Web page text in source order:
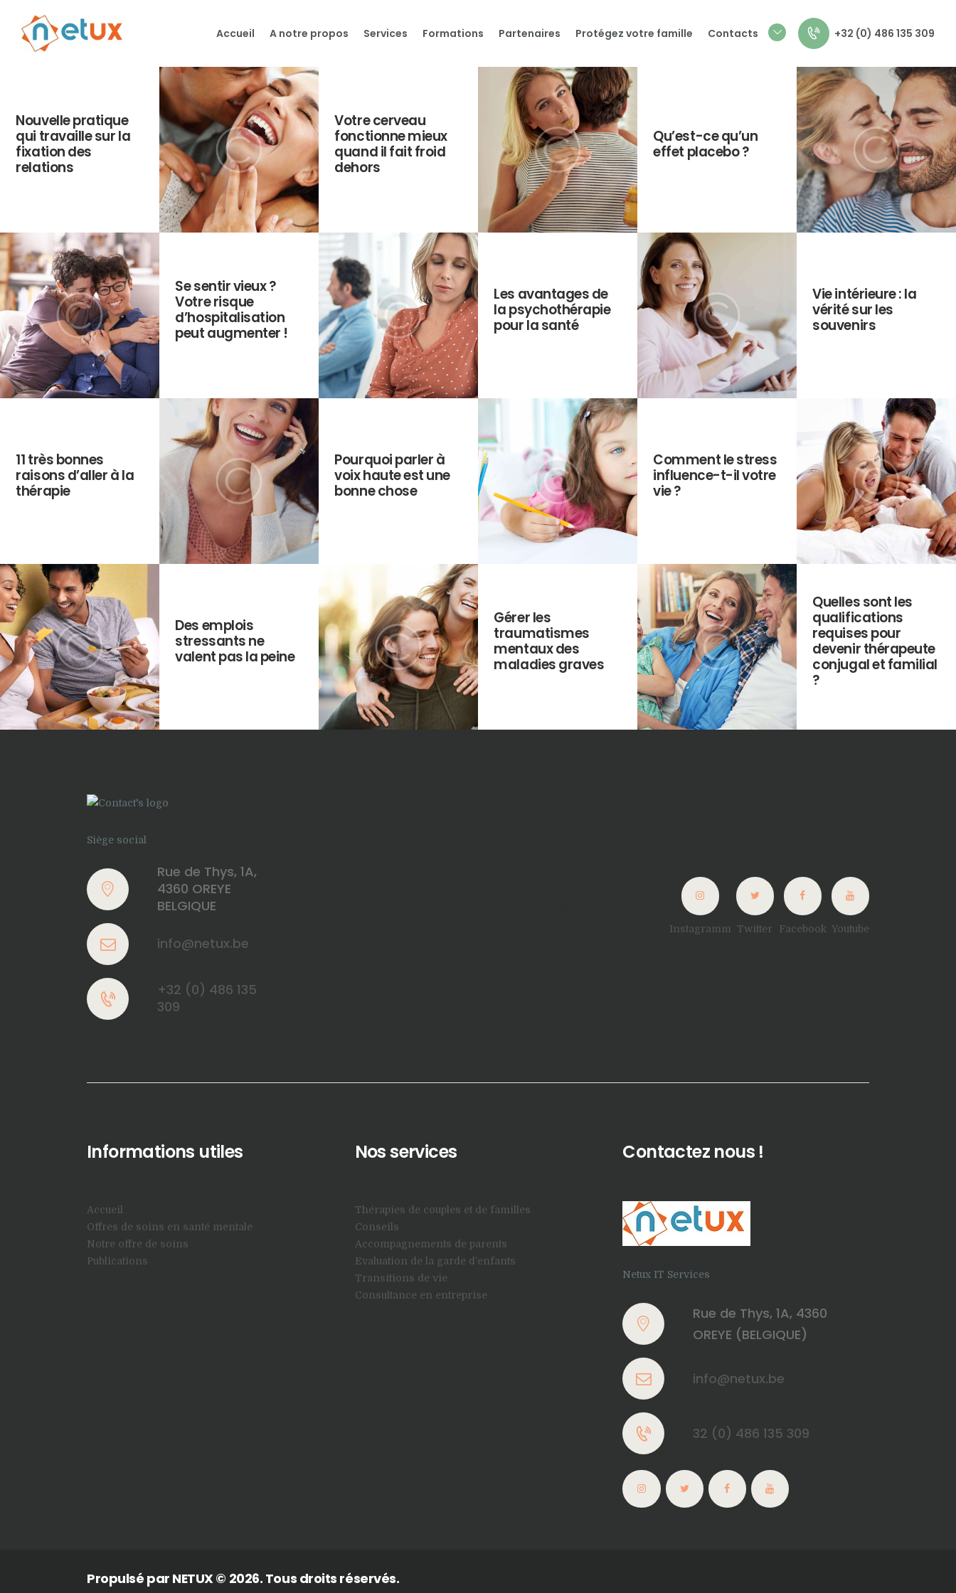
Accueil A notre propos Services Formations Partenaires Protégez votre famille Contacts +32 (0) 486 135 309
Notre offre de soins
Publications
Nouvelle pratique
qui travaille sur la
fixation des
relations
Votre cerveau
fonctionne mieux
quand il fait froid
dehors
Qu’est-ce qu’un
effet placebo ?
Se sentir vieux ?
Votre risque
d’hospitalisation
peut augmenter !
Les avantages de
la psychothérapie
pour la santé
Vie intérieure : la
vérité sur les
souvenirs
11 très bonnes
raisons d’aller à la
thérapie
Pourquoi parler à
voix haute est une
bonne chose
Comment le stress
influence-t-il votre
vie ?
Des emplois
stressants ne
valent pas la peine
Gérer les
traumatismes
mentaux des
maladies graves
Quelles sont les
qualifications
requises pour
devenir thérapeute
conjugal et familial
?
Siège social
Rue de Thys, 1A,
4360 OREYE
BELGIQUE
info@netux.be
+32 (0) 486 135
309
Instagramm Twitter Facebook Youtube
Informations utiles
Accueil
Offres de soins en santé mentale
Notre offre de soins
Publications
Nos services
Thérapies de couples et de familles
Conseils
Accompagnements de parents
Evaluation de la garde d’enfants
Transitions de vie
Consultance en entreprise
Contactez nous !
Netux IT Services
Rue de Thys, 1A, 4360
OREYE (BELGIQUE)
info@netux.be
32 (0) 486 135 309
Propulsé par NETUX© 2026. Tous droits réservés.